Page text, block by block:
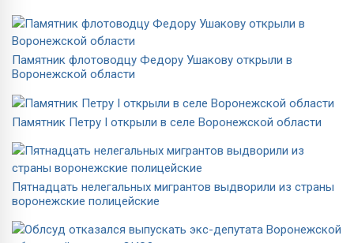
Памятник флотоводцу Федору Ушакову открыли в
Воронежской области
Памятник Петру I открыли в селе Воронежской области
Пятнадцать нелегальных мигрантов выдворили из страны
воронежские полицейские